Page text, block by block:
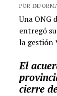
POR
Una ONG
entregó
la gestión
El
cierre